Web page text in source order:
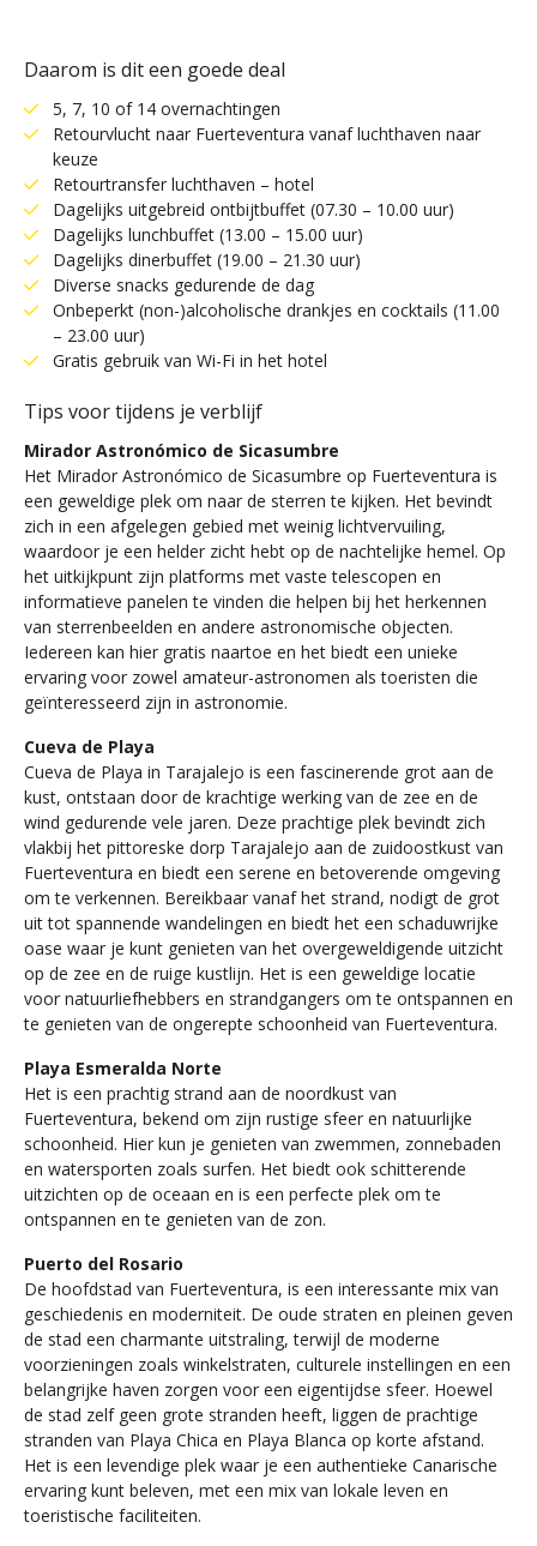
Daarom is dit een goede deal
5, 7, 10 of 14 overnachtingen
Retourvlucht naar Fuerteventura vanaf luchthaven naar
keuze
Retourtransfer luchthaven – hotel
Dagelijks uitgebreid ontbijtbuffet (07.30 – 10.00 uur)
Dagelijks lunchbuffet (13.00 – 15.00 uur)
Dagelijks dinerbuffet (19.00 – 21.30 uur)
Diverse snacks gedurende de dag
Onbeperkt (non-)alcoholische drankjes en cocktails (11.00
– 23.00 uur)
Gratis gebruik van Wi-Fi in het hotel
Tips voor tijdens je verblijf
Mirador Astronómico de Sicasumbre
Het Mirador Astronómico de Sicasumbre op Fuerteventura is
een geweldige plek om naar de sterren te kijken. Het bevindt
zich in een afgelegen gebied met weinig lichtvervuiling,
waardoor je een helder zicht hebt op de nachtelijke hemel. Op
het uitkijkpunt zijn platforms met vaste telescopen en
informatieve panelen te vinden die helpen bij het herkennen
van sterrenbeelden en andere astronomische objecten.
Iedereen kan hier gratis naartoe en het biedt een unieke
ervaring voor zowel amateur-astronomen als toeristen die
geïnteresseerd zijn in astronomie.
Cueva de Playa
Cueva de Playa in Tarajalejo is een fascinerende grot aan de
kust, ontstaan door de krachtige werking van de zee en de
wind gedurende vele jaren. Deze prachtige plek bevindt zich
vlakbij het pittoreske dorp Tarajalejo aan de zuidoostkust van
Fuerteventura en biedt een serene en betoverende omgeving
om te verkennen. Bereikbaar vanaf het strand, nodigt de grot
uit tot spannende wandelingen en biedt het een schaduwrijke
oase waar je kunt genieten van het overgeweldigende uitzicht
op de zee en de ruige kustlijn. Het is een geweldige locatie
voor natuurliefhebbers en strandgangers om te ontspannen en
te genieten van de ongerepte schoonheid van Fuerteventura.
Playa Esmeralda Norte
Het is een prachtig strand aan de noordkust van
Fuerteventura, bekend om zijn rustige sfeer en natuurlijke
schoonheid. Hier kun je genieten van zwemmen, zonnebaden
en watersporten zoals surfen. Het biedt ook schitterende
uitzichten op de oceaan en is een perfecte plek om te
ontspannen en te genieten van de zon.
Puerto del Rosario
De hoofdstad van Fuerteventura, is een interessante mix van
geschiedenis en moderniteit. De oude straten en pleinen geven
de stad een charmante uitstraling, terwijl de moderne
voorzieningen zoals winkelstraten, culturele instellingen en een
belangrijke haven zorgen voor een eigentijdse sfeer. Hoewel
de stad zelf geen grote stranden heeft, liggen de prachtige
stranden van Playa Chica en Playa Blanca op korte afstand.
Het is een levendige plek waar je een authentieke Canarische
ervaring kunt beleven, met een mix van lokale leven en
toeristische faciliteiten.